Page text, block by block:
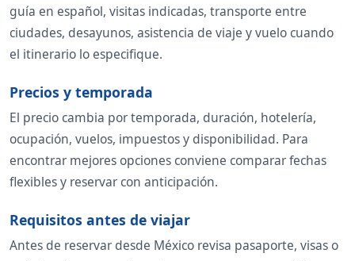
guía en español, visitas indicadas, transporte entre
ciudades, desayunos, asistencia de viaje y vuelo cuando
el itinerario lo especifique.
Precios y temporada
El precio cambia por temporada, duración, hotelería,
ocupación, vuelos, impuestos y disponibilidad. Para
encontrar mejores opciones conviene comparar fechas
flexibles y reservar con anticipación.
Requisitos antes de viajar
Antes de reservar desde México revisa pasaporte, visas o